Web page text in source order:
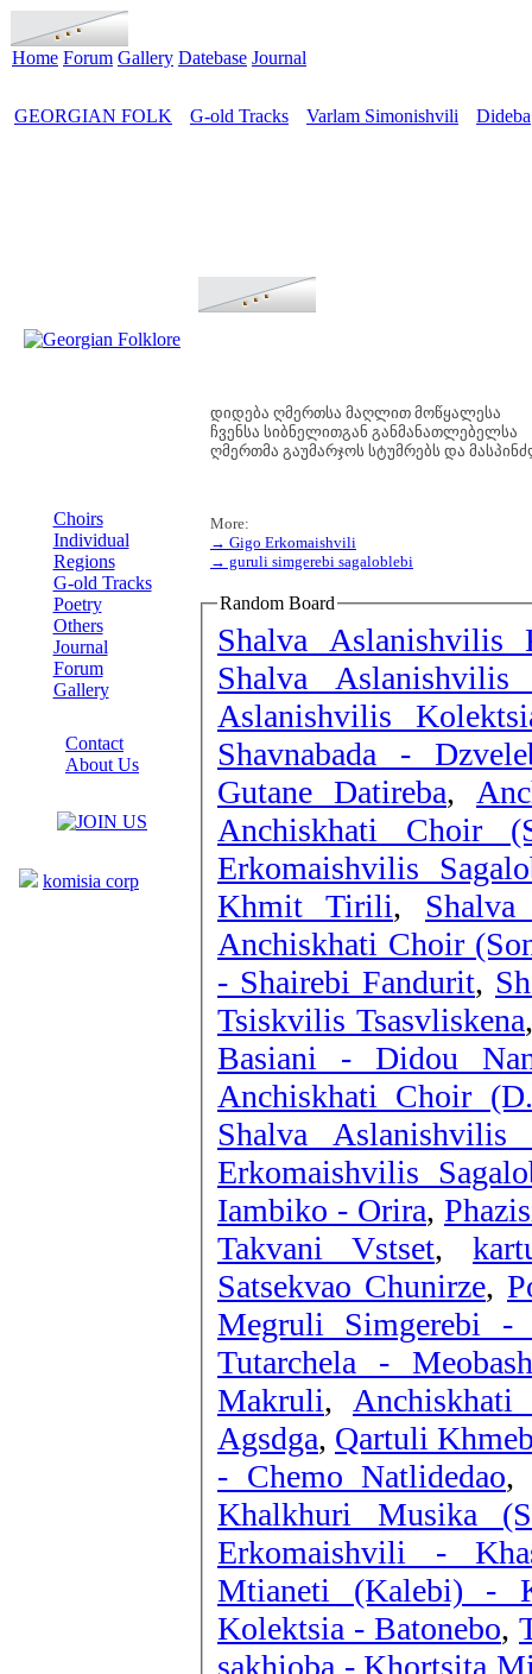
Home Forum Gallery Datebase Journal
GEORGIAN FOLK G-old Tracks Varlam Simonishvili Dideba
Choirs
Individual
Regions
G-old Tracks
Poetry
Others
Journal
Forum
Gallery
Contact
About Us
komisia corp
დიდება ღმერთსა მაღლით მოწყალესა
ჩვენსა სიბნელითგან განმანათლებელსა
ღმერთმა გაუმარჯოს სტუმრებს და
More:
→ Gigo Erkomaishvili
→ guruli simgerebi sagaloblebi
Random Board
Shalva Aslanishvilis
Shalva
Aslanishvilis
Shavnabada -
Gutane Datireba,
Anchiskhati Choir
Erkomaishvilis
Khmit Tirili,
Anchiskhati Choir
- Shairebi Fandurit,
Tsiskvilis Tsasvliskena
Basiani - Didou
Anchiskhati Choir
Shalva
Erkomaishvilis
Iambiko - Orira,
Takvani Vstset,
Satsekvao Chunirze,
Megruli Simgerebi -
Tutarchela - Meobash
Makruli,
Agsdga, Qartuli
- Chemo Natlidedao,
Khalkhuri Musika
Erkomaishvili -
Mtianeti (Kalebi) -
Kolektsia - Batonebo,
sakhioba - Khortsita